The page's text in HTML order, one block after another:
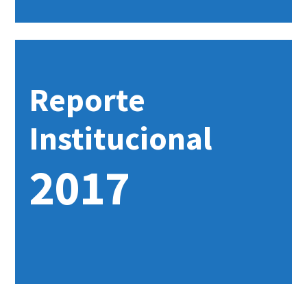
Reporte
Institucional
2017